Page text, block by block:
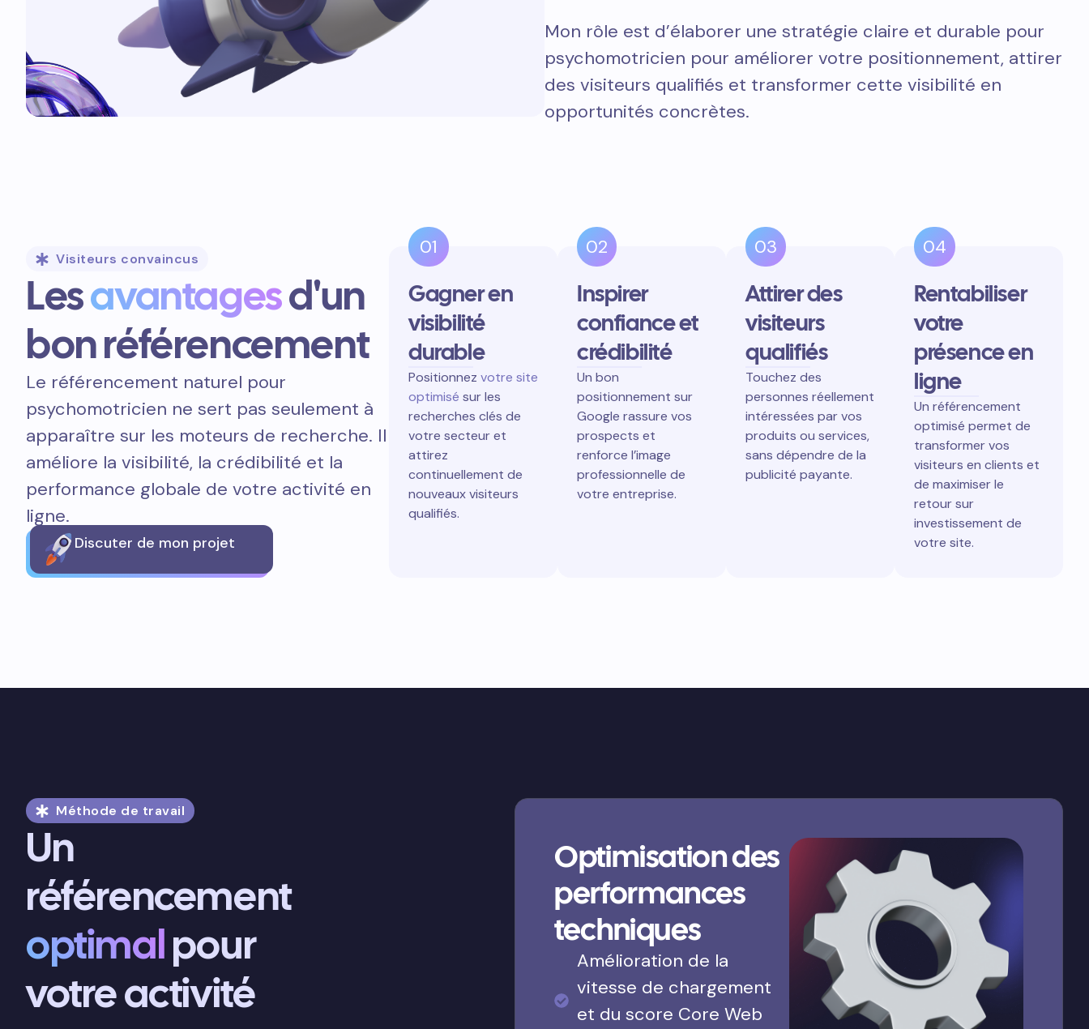
Mon rôle est d’élaborer une stratégie claire et durable pour
psychomotricien pour améliorer votre positionnement, attirer
des visiteurs qualifiés et transformer cette visibilité en
opportunités concrètes.
Visiteurs convaincus
Lesavantagesd'un
bon référencement
Le référencement naturel pour
psychomotricien ne sert pas seulement à
apparaître sur les moteurs de recherche. Il
améliore la visibilité, la crédibilité et la
performance globale de votre activité en
ligne.
Discuter de mon projet
01
Gagner en
visibilité
durable
Positionnez votre site
optimisé sur les
recherches clés de
votre secteur et
attirez
continuellement de
nouveaux visiteurs
qualifiés.
02
Inspirer
confiance et
crédibilité
Un bon
positionnement sur
Google rassure vos
prospects et
renforce l’image
professionnelle de
votre entreprise.
03
Attirer des
visiteurs
qualifiés
Touchez des
personnes réellement
intéressées par vos
produits ou services,
sans dépendre de la
publicité payante.
04
Rentabiliser
votre
présence en
ligne
Un référencement
optimisé permet de
transformer vos
visiteurs en clients et
de maximiser le
retour sur
investissement de
votre site.
Méthode de travail
Un
référencement
optimalpour
votre activité
Optimisation des
performances
techniques
Amélioration de la
vitesse de chargement
et du score Core Web